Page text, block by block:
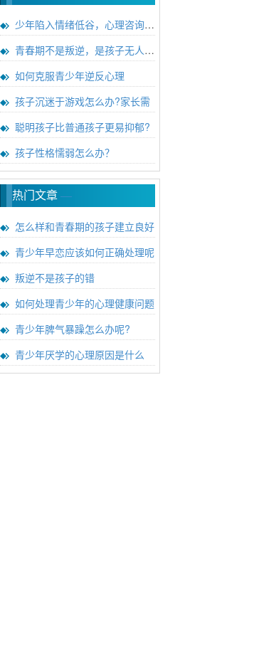
少年陷入情绪低谷，心理咨询能带
青春期不是叛逆，是孩子无人理解
如何克服青少年逆反心理
孩子沉迷于游戏怎么办?家长需
聪明孩子比普通孩子更易抑郁?
孩子性格懦弱怎么办？
热门文章—
怎么样和青春期的孩子建立良好
青少年早恋应该如何正确处理呢
叛逆不是孩子的错
如何处理青少年的心理健康问题
青少年脾气暴躁怎么办呢?
青少年厌学的心理原因是什么